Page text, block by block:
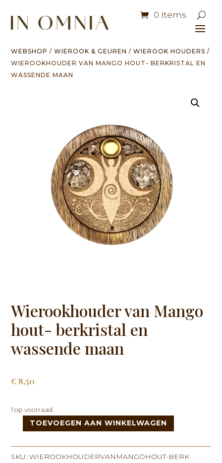
0 Items
WEBSHOP /WIEROOK & GEUREN /WIEROOK HOUDERS /
WIEROOKHOUDER VAN MANGO HOUT- BERKRISTAL EN
WASSENDE MAAN
Wierookhouder van Mango
hout- berkristal en
wassende maan
€ 8,50
1 op voorraad
Wierookhouder
TOEVOEGEN AAN WINKELWAGEN
SKU:WIEROOKHOUDERVANMANGOHOUT-BERK